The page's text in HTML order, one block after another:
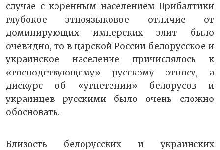
случае с коренным населением Прибалтики
глубокое этноязыковое отличие от
доминирующих имперских элит было
очевидно, то в царской России белорусское и
украинское население причислялось к
«господствующему» русскому этносу, а
дискурс об «угнетении» белорусов и
украинцев русскими было очень сложно
обосновать.
Близость белорусских и украинских